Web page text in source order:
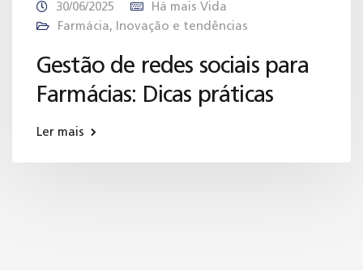
30/06/2025
Há mais Vida
Farmácia, Inovação e tendências
Gestão de redes sociais para
Farmácias: Dicas práticas
Ler mais